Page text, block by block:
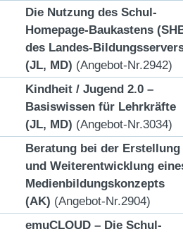
Die Nutzung des Schul-
Homepage-Baukastens
des Landes-
(JL, MD) (Angebot-Nr.2942)
Kindheit / Jugend 2.0 –
Basiswissen für Lehrkräfte
(JL, MD) (Angebot-Nr.3034)
Beratung bei der Erstellung
und Weiterentwicklung
Medienbildungskonzepts
(AK) (Angebot-Nr.2904)
emuCLOUD – Die Schul-